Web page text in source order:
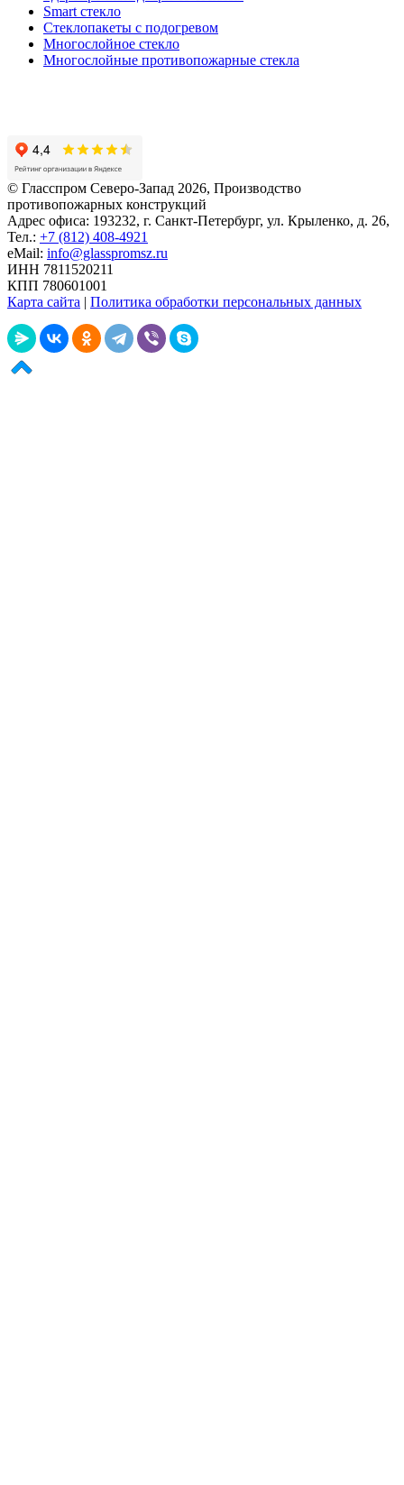
Smart стекло
Cтеклопакеты с подогревом
Многослойное стекло
Многослойные противопожарные стекла
© Гласспром Северо-Запад 2026, Производство
противопожарных конструкций
Адрес офиса: 193232, г. Санкт-Петербург, ул. Крыленко, д. 26,
Тел.: +7 (812) 408-4921
eMail: info@glasspromsz.ru
ИНН 7811520211
КПП 780601001
Карта сайта | Политика обработки персональных данных